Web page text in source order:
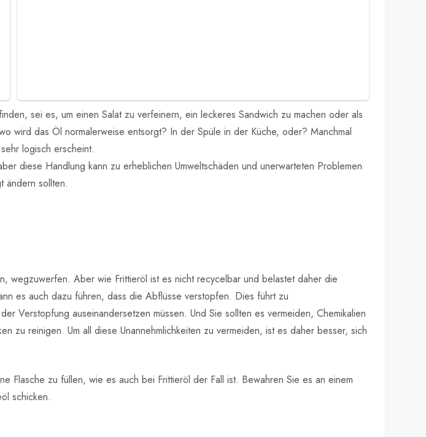
sei es, um einen Salat zu verfeinern, ein leckeres Sandwich zu machen oder als
wird das Öl normalerweise entsorgt? In der Spüle in der Küche, oder? Manchmal
logisch erscheint.
diese Handlung kann zu erheblichen Umweltschäden und unerwarteten Problemen
ändern sollten.
wegzuwerfen. Aber wie Frittieröl ist es nicht recycelbar und belastet daher die
es auch dazu führen, dass die Abflüsse verstopfen. Dies führt zu
Verstopfung auseinandersetzen müssen. Und Sie sollten es vermeiden, Chemikalien
zu reinigen. Um all diese Unannehmlichkeiten zu vermeiden, ist es daher besser, sich
zu füllen, wie es auch bei Frittieröl der Fall ist. Bewahren Sie es an einem
schicken.